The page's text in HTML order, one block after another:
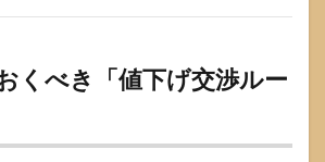
くべき「値下げ交渉ルー